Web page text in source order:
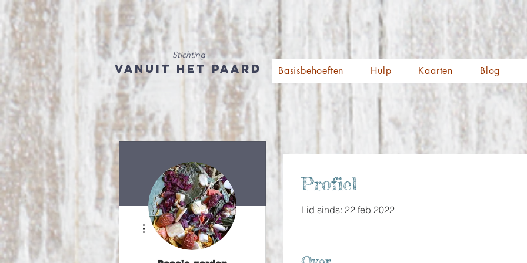
Stichting
Vanuit het Paard Basisbehoeften Hulp Kaarten Blog
Profiel
Lid sinds: 22 feb 2022
Meer acties